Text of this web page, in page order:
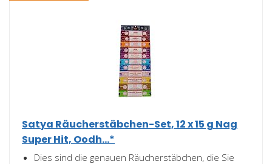
Satya Räucherstäbchen-Set, 12 x 15 g Nag
Super Hit, Oodh...*
Dies sind die genauen Räucherstäbchen, die Sie